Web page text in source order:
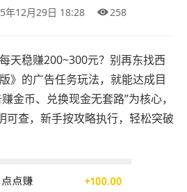
年12月29日 18:28 258
天稳赚200~300元？别再东找西
》的广告任务玩法，就能达成目
金币、兑换现金无套路”为核心，
可查，新手按攻略执行，轻松突破